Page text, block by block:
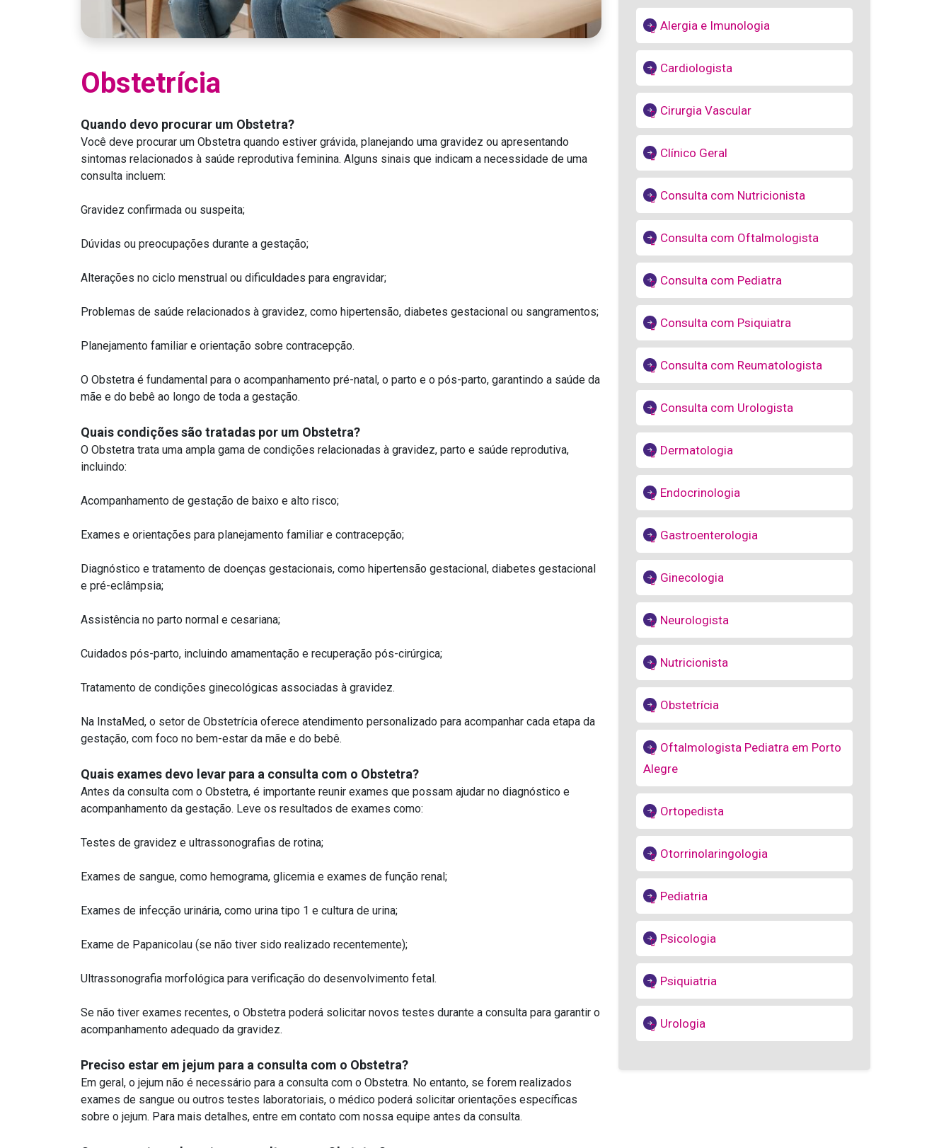
Obstetrícia
Quando devo procurar um Obstetra?
Você deve procurar um Obstetra quando estiver grávida, planejando uma gravidez ou apresentando
sintomas relacionados à saúde reprodutiva feminina. Alguns sinais que indicam a necessidade de uma
consulta incluem:
Gravidez confirmada ou suspeita;
Dúvidas ou preocupações durante a gestação;
Alterações no ciclo menstrual ou dificuldades para engravidar;
Problemas de saúde relacionados à gravidez, como hipertensão, diabetes gestacional ou sangramentos;
Planejamento familiar e orientação sobre contracepção.
O Obstetra é fundamental para o acompanhamento pré-natal, o parto e o pós-parto, garantindo a saúde da
mãe e do bebê ao longo de toda a gestação.
Quais condições são tratadas por um Obstetra?
O Obstetra trata uma ampla gama de condições relacionadas à gravidez, parto e saúde reprodutiva,
incluindo:
Acompanhamento de gestação de baixo e alto risco;
Exames e orientações para planejamento familiar e contracepção;
Diagnóstico e tratamento de doenças gestacionais, como hipertensão gestacional, diabetes gestacional
e pré-eclâmpsia;
Assistência no parto normal e cesariana;
Cuidados pós-parto, incluindo amamentação e recuperação pós-cirúrgica;
Tratamento de condições ginecológicas associadas à gravidez.
Na InstaMed, o setor de Obstetrícia oferece atendimento personalizado para acompanhar cada etapa da
gestação, com foco no bem-estar da mãe e do bebê.
Quais exames devo levar para a consulta com o Obstetra?
Antes da consulta com o Obstetra, é importante reunir exames que possam ajudar no diagnóstico e
acompanhamento da gestação. Leve os resultados de exames como:
Testes de gravidez e ultrassonografias de rotina;
Exames de sangue, como hemograma, glicemia e exames de função renal;
Exames de infecção urinária, como urina tipo 1 e cultura de urina;
Exame de Papanicolau (se não tiver sido realizado recentemente);
Ultrassonografia morfológica para verificação do desenvolvimento fetal.
Se não tiver exames recentes, o Obstetra poderá solicitar novos testes durante a consulta para garantir o
acompanhamento adequado da gravidez.
Preciso estar em jejum para a consulta com o Obstetra?
Em geral, o jejum não é necessário para a consulta com o Obstetra. No entanto, se forem realizados
exames de sangue ou outros testes laboratoriais, o médico poderá solicitar orientações específicas
sobre o jejum. Para mais detalhes, entre em contato com nossa equipe antes da consulta.
Alergia e Imunologia
Cardiologista
Cirurgia Vascular
Clínico Geral
Consulta com Nutricionista
Consulta com Oftalmologista
Consulta com Pediatra
Consulta com Psiquiatra
Consulta com Reumatologista
Consulta com Urologista
Dermatologia
Endocrinologia
Gastroenterologia
Ginecologia
Neurologista
Nutricionista
Obstetrícia
Oftalmologista Pediatra em Porto
Alegre
Ortopedista
Otorrinolaringologia
Pediatria
Psicologia
Psiquiatria
Urologia